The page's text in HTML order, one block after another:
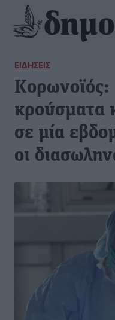
ΕΙΔΉΣΕΙΣ
Κορωνοϊός:
κρούσματα
σε μία
οι